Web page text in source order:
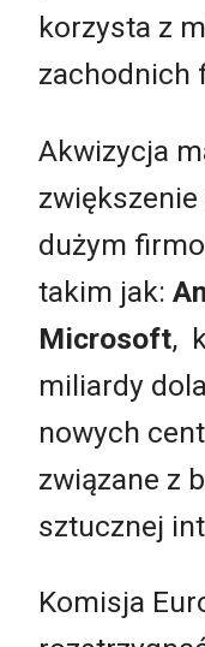
korzysta z
zachodnich
Akwizycja
dużym
takim jak:
Microsoft,
miliardy
nowych
związane z
sztucznej
Komisja